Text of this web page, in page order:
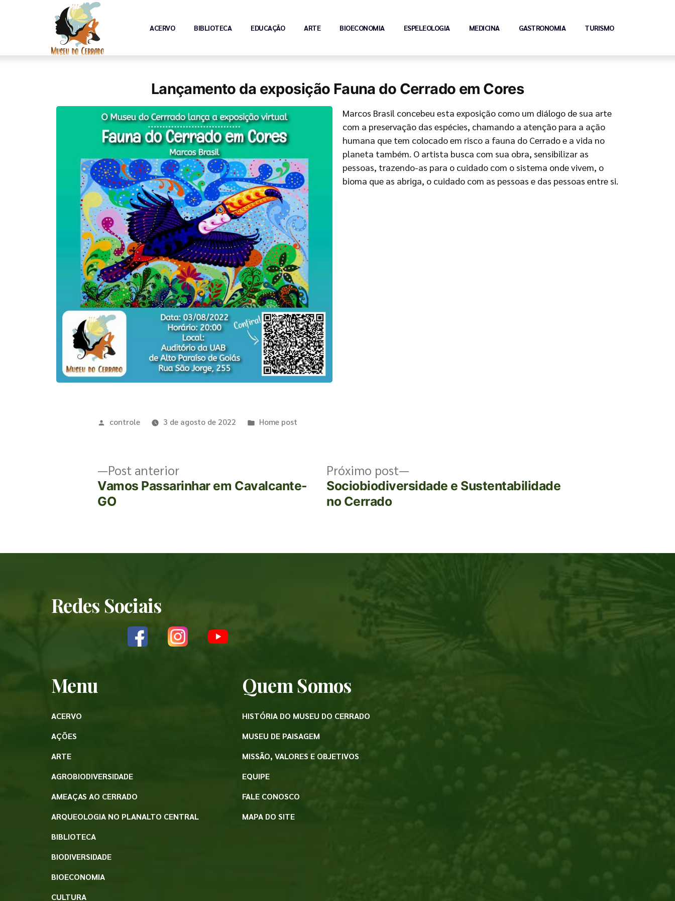
ACERVO BIBLIOTECA EDUCAÇÃO ARTE BIOECONOMIA ESPELEOLOGIA MEDICINA GASTRONOMIA TURISMO
Lançamento da exposição Fauna do Cerrado em Cores
Marcos Brasil concebeu esta exposição como um diálogo de sua arte
com a preservação das espécies, chamando a atenção para a ação
humana que tem colocado em risco a fauna do Cerrado e a vida no
planeta também. O artista busca com sua obra, sensibilizar as
pessoas, trazendo-as para o cuidado com o sistema onde vivem, o
bioma que as abriga, o cuidado com as pessoas e das pessoas entre si.
controle 3 de agosto de 2022 Home post
Post anterior
Vamos Passarinhar em Cavalcante-
GO
Próximo post
Sociobiodiversidade e Sustentabilidade
no Cerrado
Redes Sociais
Menu
ACERVO
AÇÕES
ARTE
AGROBIODIVERSIDADE
AMEAÇAS AO CERRADO
ARQUEOLOGIA NO PLANALTO CENTRAL
BIBLIOTECA
BIODIVERSIDADE
BIOECONOMIA
CULTURA
Quem Somos
HISTÓRIA DO MUSEU DO CERRADO
MUSEU DE PAISAGEM
MISSÃO, VALORES E OBJETIVOS
EQUIPE
FALE CONOSCO
MAPA DO SITE